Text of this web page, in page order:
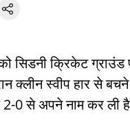
को सिडनी क्रिकेट
क्लीन स्वीप हार से
0 से अपने नाम कर ली